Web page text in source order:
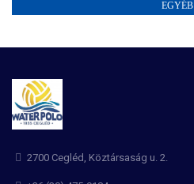
EGYÉB
2700 Cegléd, Köztársaság u. 2.